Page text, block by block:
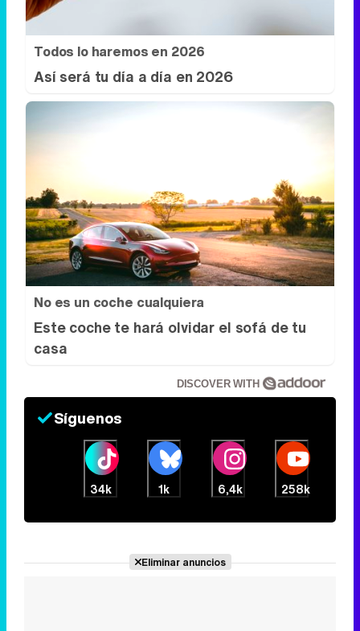
Todos lo haremos en 2026
Así será tu día a día en 2026
No es un coche cualquiera
Este coche te hará olvidar el sofá de tu
casa
DISCOVER WITH
Síguenos
34k 1k 6,4k 258k
Eliminar anuncios